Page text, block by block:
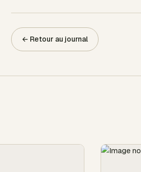
← Retour au journal